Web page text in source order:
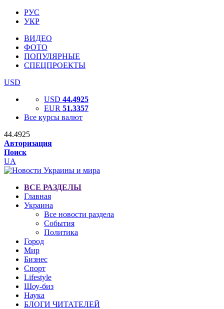
РУС
УКР
ВИДЕО
ФОТО
ПОПУЛЯРНЫЕ
СПЕЦПРОЕКТЫ
USD
USD 44.4925
EUR 51.3357
Все курсы валют
44.4925
Авторизация
Поиск
UA
ВСЕ РАЗДЕЛЫ
Главная
Украина
Все новости раздела
События
Политика
Город
Мир
Бизнес
Спорт
Lifestyle
Шоу-биз
Наука
БЛОГИ ЧИТАТЕЛЕЙ